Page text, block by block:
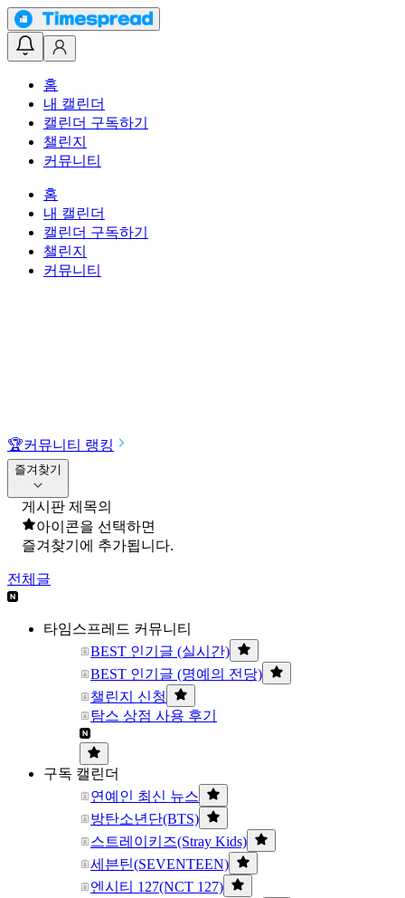
홈
내 캘린더
캘린더 구독하기
챌린지
커뮤니티
홈
내 캘린더
캘린더 구독하기
챌린지
커뮤니티
🏆커뮤니티 랭킹
즐겨찾기
게시판 제목의
아이콘을 선택하면
즐겨찾기에 추가됩니다.
전체글
타임스프레드 커뮤니티
BEST 인기글 (실시간)
BEST 인기글 (명예의 전당)
챌린지 신청
탐스 상점 사용 후기
구독 캘린더
연예인 최신 뉴스
방탄소년단(BTS)
스트레이키즈(Stray Kids)
세븐틴(SEVENTEEN)
엔시티 127(NCT 127)